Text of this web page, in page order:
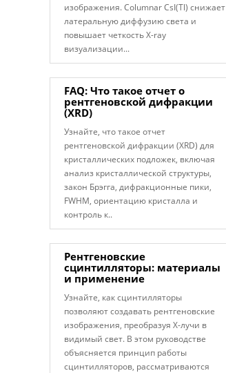
изображения. Columnar CsI(Tl) снижает
латеральную диффузию света и
повышает четкость X-ray
визуализации...
FAQ: Что такое отчет о
рентгеновской дифракции
(XRD)
Узнайте, что такое отчет
рентгеновской дифракции (XRD) для
кристаллических подложек, включая
анализ кристаллической структуры,
закон Брэгга, дифракционные пики,
FWHM, ориентацию кристалла и
контроль к..
Рентгеновские
сцинтилляторы: материалы
и применение
Узнайте, как сцинтилляторы
позволяют создавать рентгеновские
изображения, преобразуя X-лучи в
видимый свет. В этом руководстве
объясняется принцип работы
сцинтилляторов, рассматриваются